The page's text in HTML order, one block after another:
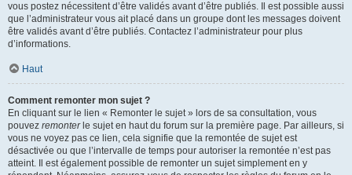
vous postez nécessitent d’être validés avant d’être publiés. Il est possible aussi
que l’administrateur vous ait placé dans un groupe dont les messages doivent
être validés avant d’être publiés. Contactez l’administrateur pour plus
d’informations.
Haut
Comment remonter mon sujet ?
En cliquant sur le lien « Remonter le sujet » lors de sa consultation, vous
pouvez remonterle sujet en haut du forum sur la première page. Par ailleurs, si
vous ne voyez pas ce lien, cela signifie que la remontée de sujet est
désactivée ou que l’intervalle de temps pour autoriser la remontée n’est pas
atteint. Il est également possible de remonter un sujet simplement en y